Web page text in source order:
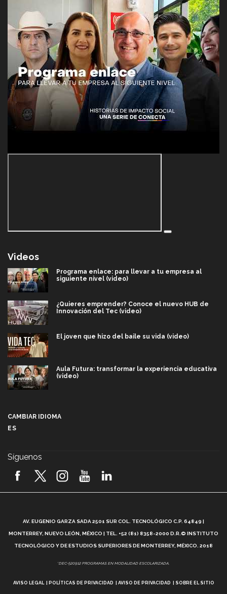
Videos
Programa enlace: para llevar a tu empresa al
siguiente nivel (video)
¿Quieres emprender? Conoce el nuevo HUB de
Innovación del Tec (video)
El joven que hizo del baile su vida (video)
Aula Futura: transformar la experiencia educativa
(video)
2026! (video)
¿Cómo es el Modelo Educativo Tec? (video)
Vida Tec: Feminismo e Inteligencia Artificial, Paola
CAMBIAR IDIOMA
ES
Síguenos
AV. EUGENIO GARZA SADA 2501 SUR COL. TECNOLÓGICO C.P. 64849 |
MONTERREY, NUEVO LEÓN, MÉXICO | TEL. +52 (81) 8358-2000 D.R.© INSTITUTO
TECNOLÓGICO Y DE ESTUDIOS SUPERIORES DE MONTERREY, MÉXICO. 2018
*DEC-520912 PROGRAMAS EN MODALIDAD ESCOLARIZADA.
AVISO LEGAL POLÍTICAS DE PRIVACIDAD AVISO DE PRIVACIDAD SOBRE EL SITIO